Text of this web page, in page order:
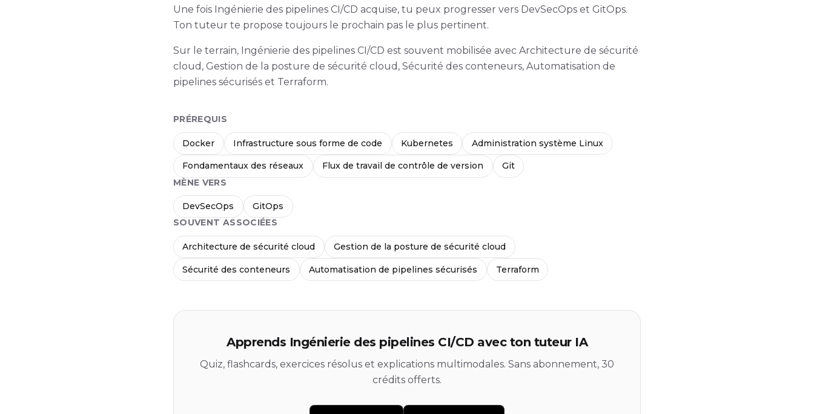
Une fois Ingénierie des pipelines CI/CD acquise, tu peux progresser vers DevSecOps et GitOps.
Ton tuteur te propose toujours le prochain pas le plus pertinent.
Sur le terrain, Ingénierie des pipelines CI/CD est souvent mobilisée avec Architecture de sécurité
cloud, Gestion de la posture de sécurité cloud, Sécurité des conteneurs, Automatisation de
pipelines sécurisés et Terraform.
PRÉREQUIS
Docker Infrastructure sous forme de code Kubernetes Administration système Linux
Fondamentaux des réseaux Flux de travail de contrôle de version
Git
MÈNE VERS
DevSecOps
GitOps
SOUVENT ASSOCIÉES
Architecture de sécurité cloud Gestion de la posture de sécurité cloud
Sécurité des conteneurs Automatisation de pipelines sécurisés Terraform
Apprends Ingénierie des pipelines CI/CD avec ton tuteur IA
Quiz, flashcards, exercices résolus et explications multimodales. Sans abonnement, 30
crédits offerts.